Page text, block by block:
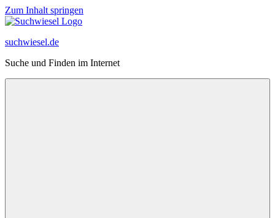
Zum Inhalt springen
suchwiesel.de
Suche und Finden im Internet